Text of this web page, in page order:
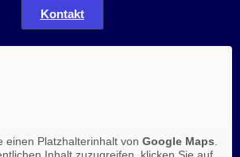
Kontakt
einen Platzhalterinhalt von Google Maps